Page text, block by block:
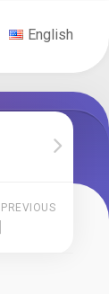
English
PREVIOUS